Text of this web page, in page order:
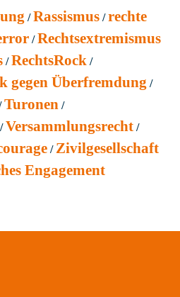
Rassismus rechte
Rechtsextremismus
RechtsRock
gegen Überfremdung
Turonen
Versammlungsrecht
Zivilgesellschaft
Engagement